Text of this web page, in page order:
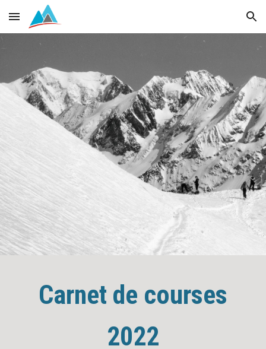
Skip to main content Skip to navigation
Carnet de courses
2022